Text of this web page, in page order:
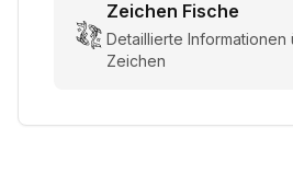
Zeichen Fische
Detaillierte Informationen
Zeichen